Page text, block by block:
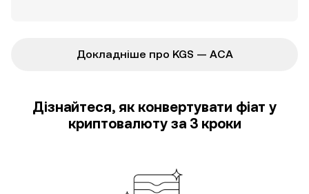
Докладніше про KGS — ACA
Дізнайтеся, як конвертувати фіат у
криптовалюту за 3 кроки